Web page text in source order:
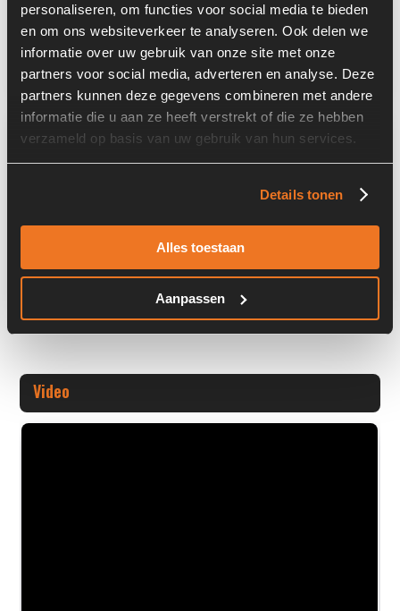
personaliseren, om functies voor social media te bieden
en om ons websiteverkeer te analyseren. Ook delen we
informatie over uw gebruik van onze site met onze
partners voor social media, adverteren en analyse. Deze
partners kunnen deze gegevens combineren met andere
informatie die u aan ze heeft verstrekt of die ze hebben
verzameld op basis van uw gebruik van hun services.
Details tonen
Alles toestaan
Aanpassen
Locatie:
3L
Land:
Nederland
Overige informatie
Stock number: A00274
Type 2: BoWex 55 FLE-PA-Ø
+ Volledige overige informatie openen
Video